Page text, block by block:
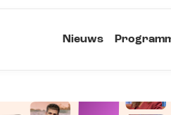
Nieuws